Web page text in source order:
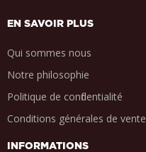
EN SAVOIR PLUS
Qui sommes nous
Notre philosophie
Politique de confidentialité
Conditions générales de vente
INFORMATIONS